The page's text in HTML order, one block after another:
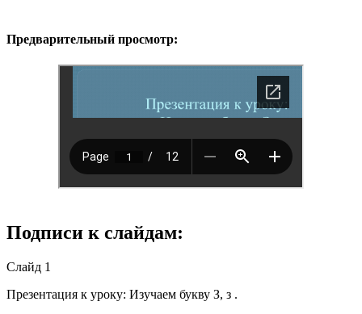
Предварительный просмотр:
Подписи к слайдам:
Слайд 1
Презентация к уроку: Изучаем букву З, з .